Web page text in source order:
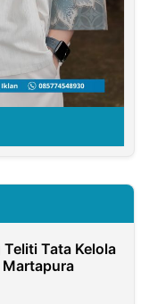
Tata Kelola
Martapura